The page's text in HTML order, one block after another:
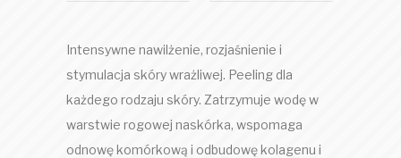
Intensywne nawilżenie, rozjaśnienie i
stymulacja skóry wrażliwej. Peeling dla
każdego rodzaju skóry. Zatrzymuje wodę w
warstwie rogowej naskórka, wspomaga
odnowę komórkową i odbudowę kolagenu i